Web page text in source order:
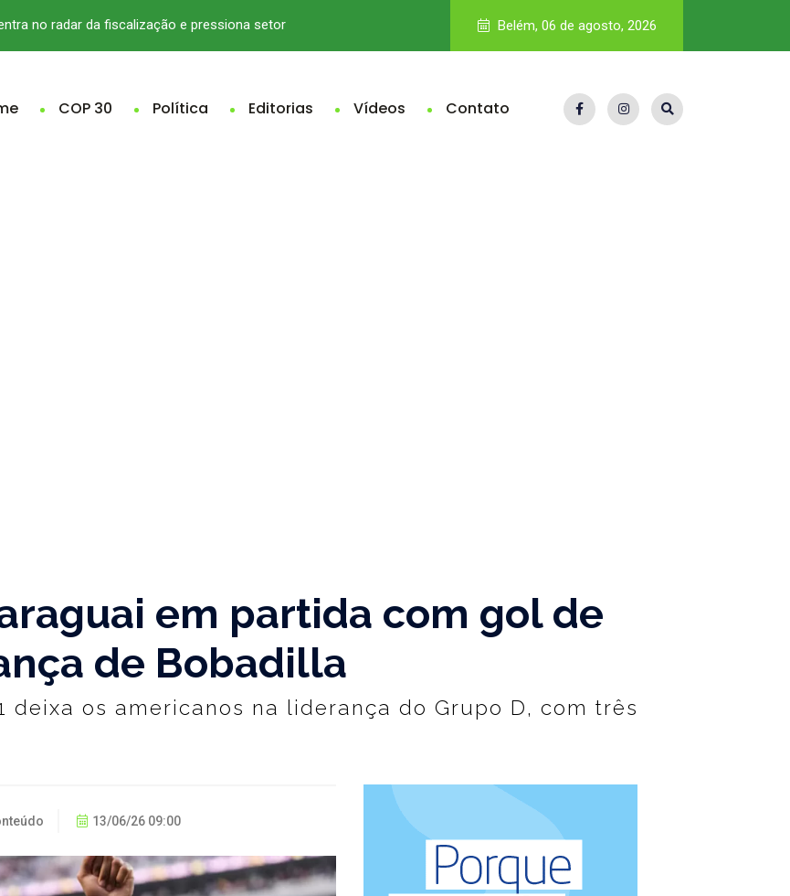
no radar da fiscalização e pressiona setor No Brasil, efetivo não é gargalo, mas gestão policial, que
Belém, 06 de agosto, 2026
COP 30 Política Editorias Vídeos Contato
em partida com gol de
de Bobadilla
deixa os americanos na liderança do Grupo D, com três
13/06/26 09:00